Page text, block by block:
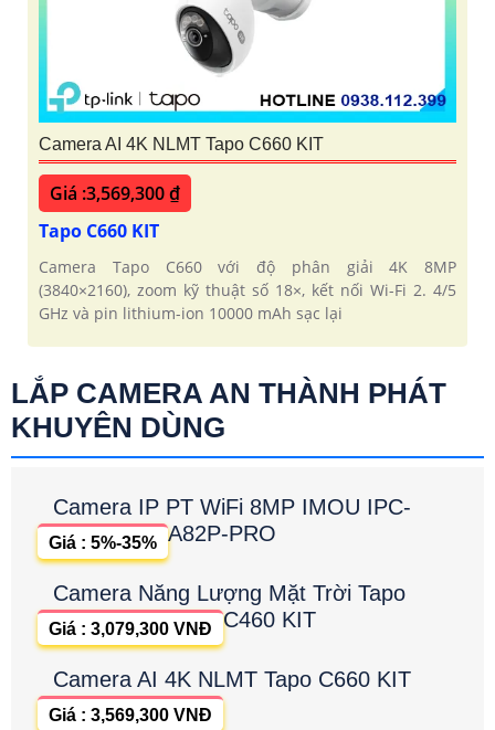
Camera AI 4K NLMT Tapo C660 KIT
Giá :3,569,300 ₫
Tapo C660 KIT
Camera Tapo C660 với độ phân giải 4K 8MP
(3840×2160), zoom kỹ thuật số 18×, kết nối Wi-Fi 2. 4/5
GHz và pin lithium-ion 10000 mAh sạc lại
LẮP CAMERA AN THÀNH PHÁT
KHUYÊN DÙNG
Camera IP PT WiFi 8MP IMOU IPC-
A82P-PRO
Giá : 5%-35%
Camera Năng Lượng Mặt Trời Tapo
C460 KIT
Giá : 3,079,300 VNĐ
Camera AI 4K NLMT Tapo C660 KIT
Giá : 3,569,300 VNĐ